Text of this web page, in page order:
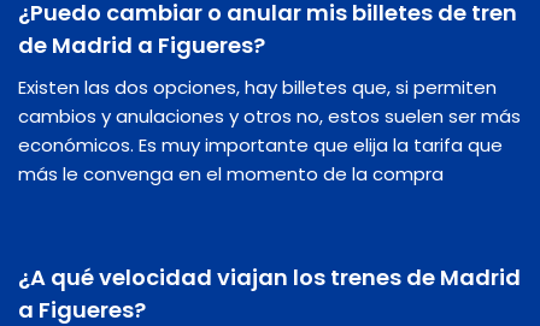
¿Puedo cambiar o anular mis billetes de tren
de Madrid a Figueres?
Existen las dos opciones, hay billetes que, si permiten
cambios y anulaciones y otros no, estos suelen ser más
económicos. Es muy importante que elija la tarifa que
más le convenga en el momento de la compra
¿A qué velocidad viajan los trenes de Madrid
a Figueres?